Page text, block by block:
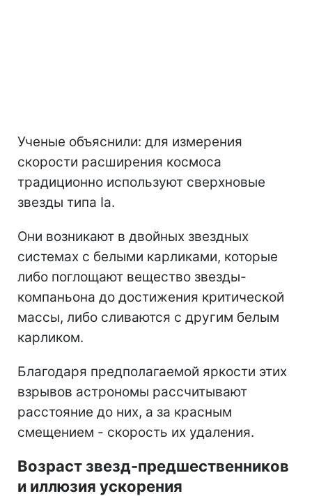
Ученые объяснили: для измерения
скорости расширения космоса
традиционно используют сверхновые
звезды типа Ia.
Они возникают в двойных звездных
системах с белыми карликами, которые
либо поглощают вещество звезды-
компаньона до достижения критической
массы, либо сливаются с другим белым
карликом.
Благодаря предполагаемой яркости этих
взрывов астрономы рассчитывают
расстояние до них, а за красным
смещением - скорость их удаления.
Возраст звезд-предшественников
и иллюзия ускорения